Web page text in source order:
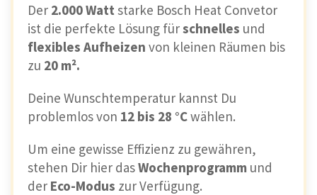
Der 2.000 Watt starke Bosch Heat Convetor
ist die perfekte Lösung fürschnelles und
flexibles Aufheizen von kleinen Räumen bis
zu 20 m².
Deine Wunschtemperatur kannst Du
problemlos von 12 bis 28 °Cwählen.
Um eine gewisse Effizienz zu gewähren,
stehen Dir hier dasWochenprogramm und
der Eco-Modus zur Verfügung.